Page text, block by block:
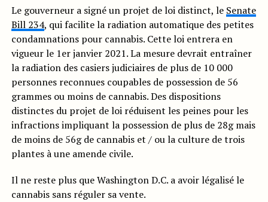
Le gouverneur a signé un projet de loi distinct, le Senate
Bill 234, qui facilite la radiation automatique des petites
condamnations pour cannabis. Cette loi entrera en
vigueur le 1er janvier 2021. La mesure devrait entraîner
la radiation des casiers judiciaires de plus de 10 000
personnes reconnues coupables de possession de 56
grammes ou moins de cannabis. Des dispositions
distinctes du projet de loi réduisent les peines pour les
infractions impliquant la possession de plus de 28g mais
de moins de 56g de cannabis et / ou la culture de trois
plantes à une amende civile.
Il ne reste plus que Washington D.C. a avoir légalisé le
cannabis sans réguler sa vente.